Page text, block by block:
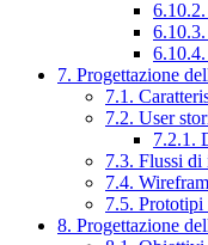
7. Progettazione
7.1.
7.2. User
7.2.1.
7.3. Flussi di
7.4.
7.5.
8. Progettazione